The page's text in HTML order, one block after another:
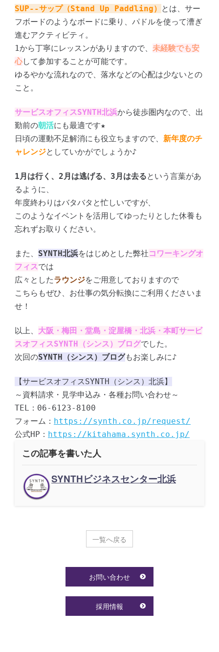
SUP--サップ（Stand Up Paddling） とは、サー
フボードのようなボードに乗り、パドルを使って漕ぎ
進むアクティビティ。
1から丁寧にレッスンがありますので、 未経験でも安
心して参加することが可能です。
ゆるやかな流れなので、落水などの心配は少ないとの
こと。
サービスオフィスSYNTH北浜から徒歩圏内なので、出
勤前の朝活にも最適です★
日頃の運動不足解消にも役立ちますので、 新年度のチ
ャレンジとしていかがでしょうか♪
1月は行く、2月は逃げる、3月は去るという言葉があ
るように、
年度終わりはバタバタと忙しいですが、
このようなイベントを活用してゆったりとした休養も
忘れずお取りください。
また、 SYNTH北浜をはじめとした弊社コワーキングオ
フィスでは
広々としたラウンジをご用意しておりますので
こちらもぜひ、お仕事の気分転換にご利用くださいま
せ！
以上、 大阪・梅田・堂島・淀屋橋・北浜・本町サービ
スオフィスSYNTH（シンス）ブログでした。
次回のSYNTH（シンス）ブログもお楽しみに♪
【サービスオフィスSYNTH（シンス）北浜】
～資料請求・見学申込み・各種お問い合わせ～
TEL：06-6123-8100
フォーム： https://synth.co.jp/request/
公式HP： https://kitahama.synth.co.jp/
この記事を書いた人
SYNTHビジネスセンター北浜
一覧へ戻る
お問い合わせ
採用情報